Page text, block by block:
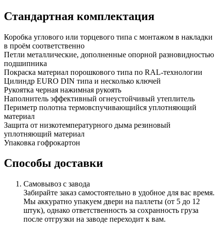
Стандартная комплектация
Коробка углового или торцевого типа с монтажом в накладки
в проём соответственно
Петли металлические, дополненные опорной разновидностью
подшипника
Покраска материал порошкового типа по RAL-технологии
Цилиндр EURO DIN типа и несколько ключей
Рукоятка черная нажимная рукоять
Наполнитель эффективный огнеустойчивый утеплитель
Периметр полотна термовспучивающийся уплотняющий
материал
Защита от низкотемпературного дыма резиновый
уплотняющий материал
Упаковка гофрокартон
Способы доставки
Самовывоз с завода
Забирайте заказ самостоятельно в удобное для вас время.
Мы аккуратно упакуем двери на паллеты (от 5 до 12
штук), однако ответственность за сохранность груза
после отгрузки на заводе переходит к вам.